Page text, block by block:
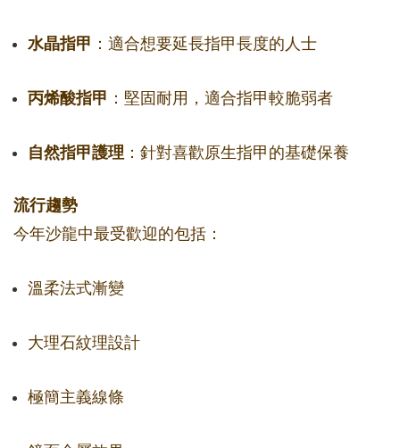
水晶指甲 ：適合想要延長指甲長度的人士
丙烯酸指甲 ：堅固耐用，適合指甲較脆弱者
自然指甲護理 ：針對喜歡原生指甲的基礎保養
流行趨勢
今年沙龍中最受歡迎的包括：
溫柔法式漸變
大理石紋理設計
極簡主義線條